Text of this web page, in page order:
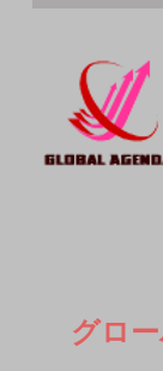
グロ